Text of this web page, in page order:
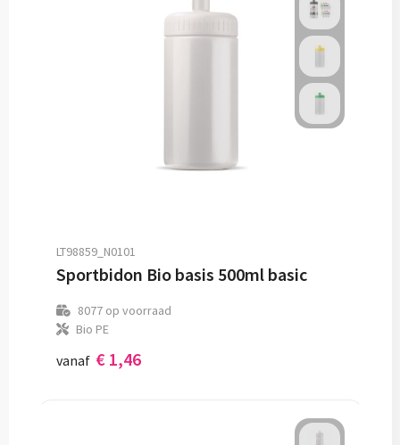
LT98859_N0101
Sportbidon Bio basis 500ml basic
8077op voorraad
Bio PE
vanaf € 1,46